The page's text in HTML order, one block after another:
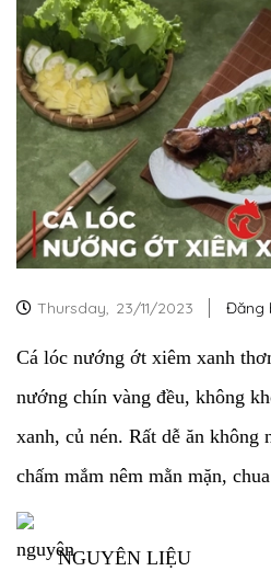
Thursday, 23/11/2023 Đăng
Cá lóc nướng ớt xiêm xanh
nướng chín vàng đều, không
xanh, củ nén. Rất dễ ăn không
chấm mắm nêm mằn mặn,
NGUYÊN LIỆU